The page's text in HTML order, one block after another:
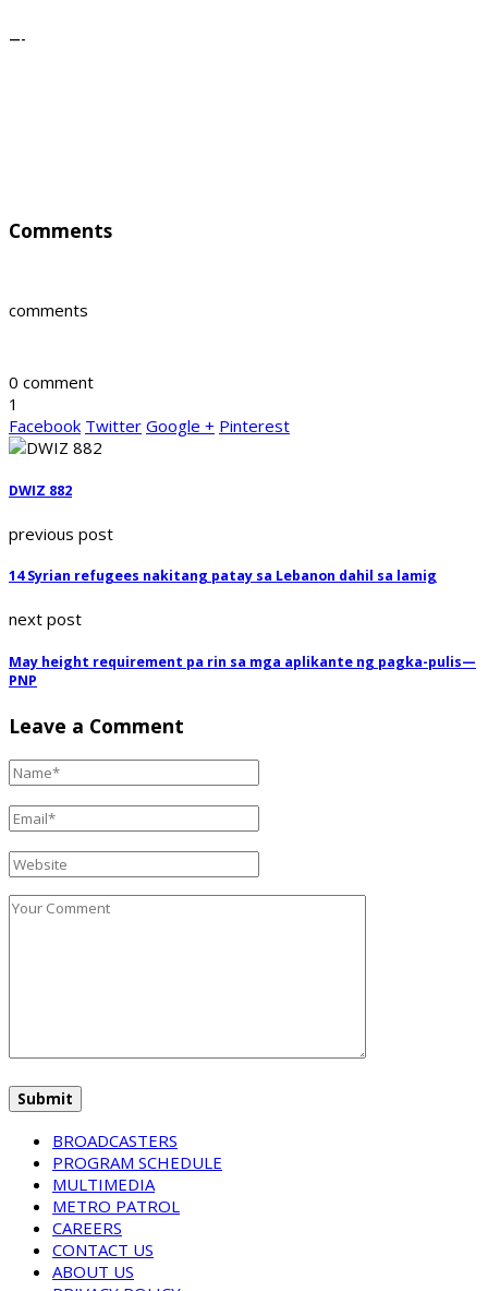
—-
Comments
comments
0 comment
1
Facebook Twitter Google + Pinterest
DWIZ 882
previous post
14 Syrian refugees nakitang patay sa Lebanon dahil sa lamig
next post
May height requirement pa rin sa mga aplikante ng pagka-pulis—
PNP
Leave a Comment
BROADCASTERS
PROGRAM SCHEDULE
MULTIMEDIA
METRO PATROL
CAREERS
CONTACT US
ABOUT US